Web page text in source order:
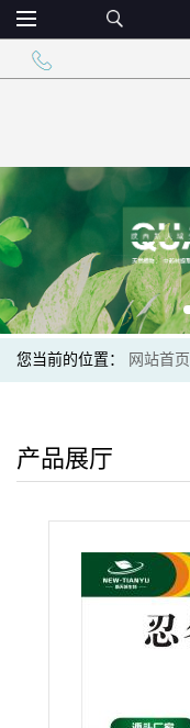
您当前的位置： 网站首页
产品展厅